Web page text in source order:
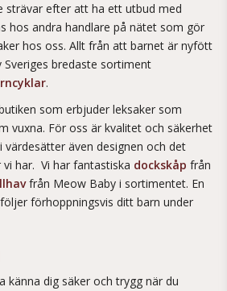
strävar efter att ha ett utbud med
hos andra handlare på nätet som gör
hos oss. Allt från att barnet är nyfött
bredaste sortiment
.
som erbjuder leksaker som
vuxna. För oss är kvalitet och säkerhet
även designen och det
har. Vi har fantastiska dockskåp från
från Meow Baby i sortimentet. En
förhoppningsvis ditt barn under
känna dig säker och trygg när du